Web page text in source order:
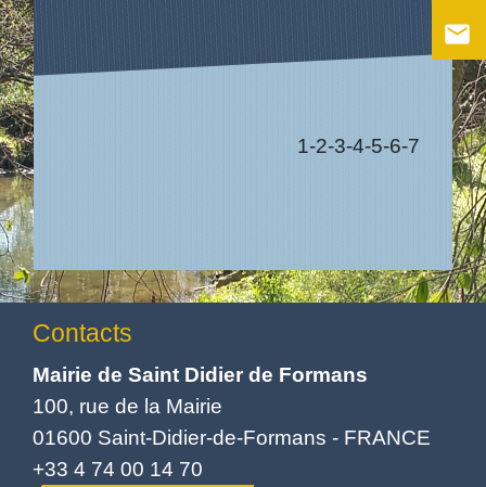
1-2-3-4-5-6-7
email
Contacts
Mairie de Saint Didier de Formans
100, rue de la Mairie
01600 Saint-Didier-de-Formans - FRANCE
+33 4 74 00 14 70